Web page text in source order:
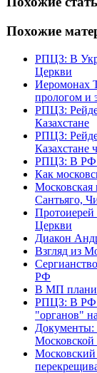
Похожие
РПЦЗ: В
Церкви
Иеромонах
прологом и
РПЦЗ:
Казахстане
РПЦЗ:
РПЦЗ: В РФ
Как
Московская
Сантьяго,
Протоиерей
Церкви
Диакон
Взгляд из
РФ
В МП
РПЦЗ: В РФ
"органов"
Московской
Московский